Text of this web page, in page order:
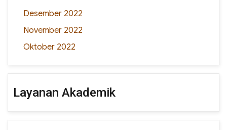
Desember 2022
November 2022
Oktober 2022
Layanan Akademik